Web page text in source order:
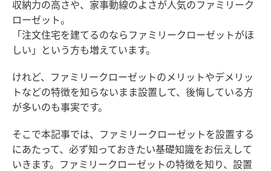
収納力の高さや、家事動線のよさが人気のファミリーク
ローゼット。
「注文住宅を建てるのならファミリークローゼットがほ
しい」という方も増えています。
けれど、ファミリークローゼットのメリットやデメリッ
トなどの特徴を知らないまま設置して、後悔している方
が多いのも事実です。
そこで本記事では、ファミリークローゼットを設置する
にあたって、必ず知っておきたい基礎知識をお伝えして
いきます。ファミリークローゼットの特徴を知り、設置